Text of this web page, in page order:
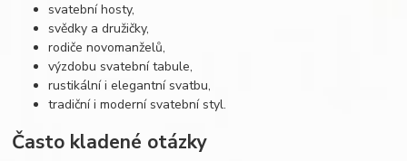
svatební hosty,
svědky a družičky,
rodiče novomanželů,
výzdobu svatební tabule,
rustikální i elegantní svatbu,
tradiční i moderní svatební styl.
Často kladené otázky